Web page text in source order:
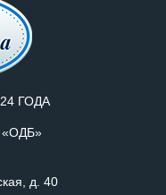
ГОДА
д. 40